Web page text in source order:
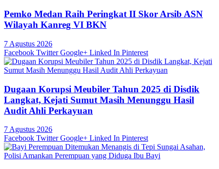
Pemko Medan Raih Peringkat II Skor Arsib ASN
Wilayah Kanreg VI BKN
7 Agustus 2026
Facebook Twitter Google+ Linked In Pinterest
Dugaan Korupsi Meubiler Tahun 2025 di Disdik
Langkat, Kejati Sumut Masih Menunggu Hasil
Audit Ahli Perkayuan
7 Agustus 2026
Facebook Twitter Google+ Linked In Pinterest